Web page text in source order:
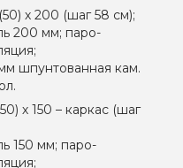
х 200 (шаг 58 см);
200 мм; паро-
шпунтованная кам.
х 150 – каркас (шаг
150 мм; паро-